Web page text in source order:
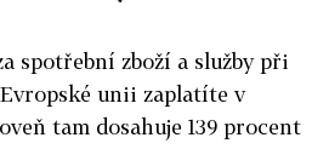
spotřební zboží a služby při
unii zaplatíte v
tam dosahuje 139 procent